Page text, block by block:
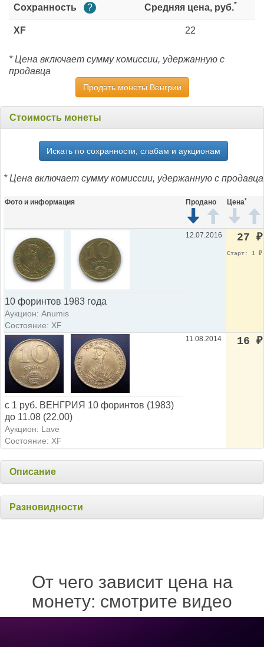
Сохранность ? Средняя цена, руб.*
XF 22
* Цена включает сумму комиссии, удержанную с
продавца
Продать монеты Венгрии
Стоимость монеты
Искать по сохранности, слабам и аукционам
* Цена включает сумму комиссии, удержанную с продавца
Фото и информация Продано Цена*
10 форинтов 1983 года
Аукцион: Anumis
Состояние: XF
12.07.2016 27 ₽
Старт: 1 ₽
с 1 руб. ВЕНГРИЯ 10 форинтов (1983)
до 11.08 (22.00)
Аукцион: Lave
Состояние: XF
11.08.2014 16 ₽
Описание
Разновидности
От чего зависит цена на
монету: смотрите видео